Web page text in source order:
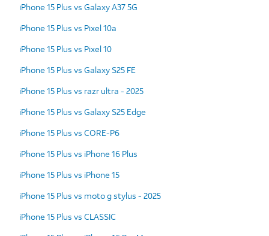
iPhone 15 Plus vs Galaxy A37 5G
iPhone 15 Plus vs Pixel 10a
iPhone 15 Plus vs Pixel 10
iPhone 15 Plus vs Galaxy S25 FE
iPhone 15 Plus vs razr ultra - 2025
iPhone 15 Plus vs Galaxy S25 Edge
iPhone 15 Plus vs CORE-P6
iPhone 15 Plus vs iPhone 16 Plus
iPhone 15 Plus vs iPhone 15
iPhone 15 Plus vs moto g stylus - 2025
iPhone 15 Plus vs CLASSIC